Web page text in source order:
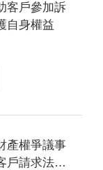
客戶參加訴
自身權益
產權爭議事
戶請求法院